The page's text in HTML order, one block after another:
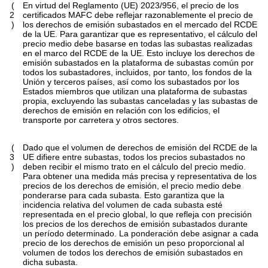
(
2
)
En virtud del Reglamento (UE) 2023/956, el precio de los
certificados MAFC debe reflejar razonablemente el precio de
los derechos de emisión subastados en el mercado del RCDE
de la UE. Para garantizar que es representativo, el cálculo del
precio medio debe basarse en todas las subastas realizadas
en el marco del RCDE de la UE. Esto incluye los derechos de
emisión subastados en la plataforma de subastas común por
todos los subastadores, incluidos, por tanto, los fondos de la
Unión y terceros países, así como los subastados por los
Estados miembros que utilizan una plataforma de subastas
propia, excluyendo las subastas canceladas y las subastas de
derechos de emisión en relación con los edificios, el
transporte por carretera y otros sectores.
(
3
)
Dado que el volumen de derechos de emisión del RCDE de la
UE difiere entre subastas, todos los precios subastados no
deben recibir el mismo trato en el cálculo del precio medio.
Para obtener una medida más precisa y representativa de los
precios de los derechos de emisión, el precio medio debe
ponderarse para cada subasta. Esto garantiza que la
incidencia relativa del volumen de cada subasta esté
representada en el precio global, lo que refleja con precisión
los precios de los derechos de emisión subastados durante
un período determinado. La ponderación debe asignar a cada
precio de los derechos de emisión un peso proporcional al
volumen de todos los derechos de emisión subastados en
dicha subasta.